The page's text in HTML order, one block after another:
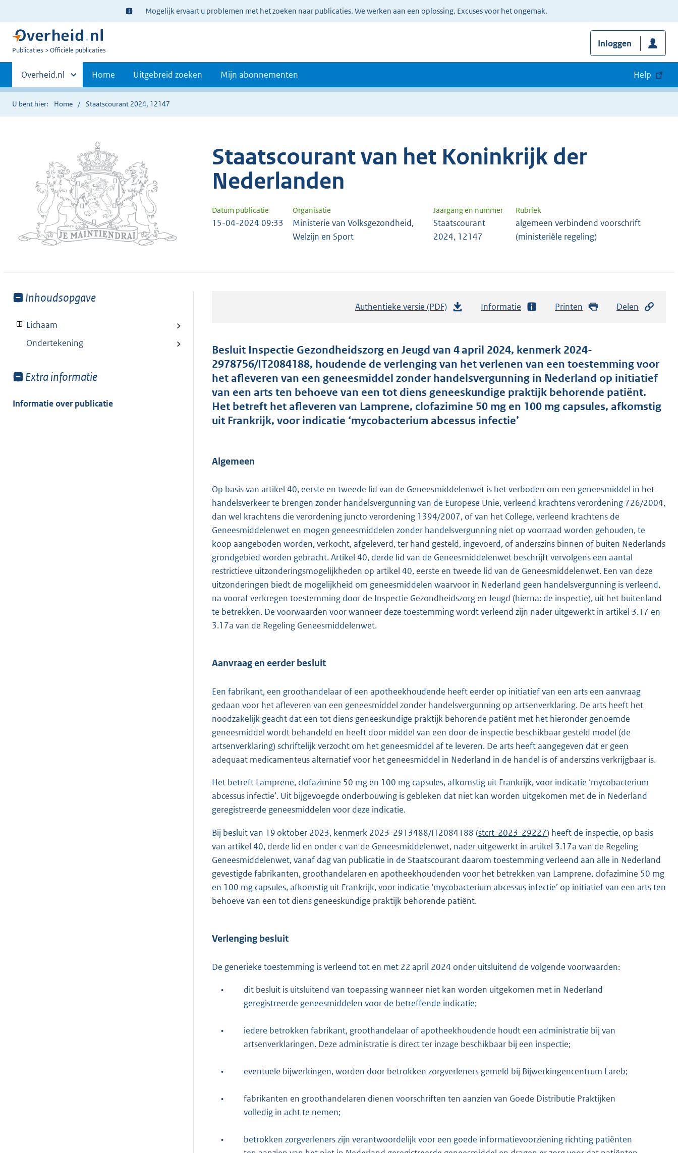
Ter
informatie:
Mogelijk ervaart u problemen met het zoeken naar publicaties. We werken aan een oplossing. Excuses voor het ongemak.
U
Publicaties Officiële publicaties
Inloggen
Primaire
navigatie
Andere
sites
binnen
Overheid.nl Home Uitgebreid zoeken Mijn abonnementen Help
U bent hier: Home Staatscourant 2024, 12147
Staatscourant van het Koninkrijk der
Nederlanden
Datum publicatie Organisatie Jaargang en nummer Rubriek
15-04-2024 09:33
Ministerie van Volksgezondheid,
Welzijn en Sport
Staatscourant
2024, 12147
algemeen verbindend voorschrift
(ministeriële regeling)
Toon
van:
Inhoudsopgave
Lichaam
Ondertekening
Toon
van:
Extra informatie
Informatie over publicatie
Authentieke versie (PDF)
t
a
n
d
s
t
e
:
1
Informatie Printen Delen
Besluit Inspectie Gezondheidszorg en Jeugd van 4 april 2024, kenmerk 2024-
2978756/IT2084188, houdende de verlenging van het verlenen van een toestemming voor
het afleveren van een geneesmiddel zonder handelsvergunning in Nederland op initiatief
van een arts ten behoeve van een tot diens geneeskundige praktijk behorende patiënt.
Het betreft het afleveren van Lamprene, clofazimine 50 mg en 100 mg capsules, afkomstig
uit Frankrijk, voor indicatie ‘mycobacterium abcessus infectie’
Algemeen
Op basis van artikel 40, eerste en tweede lid van de Geneesmiddelenwet is het verboden om een geneesmiddel in het
handelsverkeer te brengen zonder handelsvergunning van de Europese Unie, verleend krachtens verordening 726/2004,
dan wel krachtens die verordening juncto verordening 1394/2007, of van het College, verleend krachtens de
Geneesmiddelenwet en mogen geneesmiddelen zonder handelsvergunning niet op voorraad worden gehouden, te
koop aangeboden worden, verkocht, afgeleverd, ter hand gesteld, ingevoerd, of anderszins binnen of buiten Nederlands
grondgebied worden gebracht. Artikel 40, derde lid van de Geneesmiddelenwet beschrijft vervolgens een aantal
restrictieve uitzonderingsmogelijkheden op artikel 40, eerste en tweede lid van de Geneesmiddelenwet. Een van deze
uitzonderingen biedt de mogelijkheid om geneesmiddelen waarvoor in Nederland geen handelsvergunning is verleend,
na vooraf verkregen toestemming door de Inspectie Gezondheidszorg en Jeugd (hierna: de inspectie), uit het buitenland
te betrekken. De voorwaarden voor wanneer deze toestemming wordt verleend zijn nader uitgewerkt in artikel 3.17 en
3.17a van de Regeling Geneesmiddelenwet.
Aanvraag en eerder besluit
Een fabrikant, een groothandelaar of een apotheekhoudende heeft eerder op initiatief van een arts een aanvraag
gedaan voor het afleveren van een geneesmiddel zonder handelsvergunning op artsenverklaring. De arts heeft het
noodzakelijk geacht dat een tot diens geneeskundige praktijk behorende patiënt met het hieronder genoemde
geneesmiddel wordt behandeld en heeft door middel van een door de inspectie beschikbaar gesteld model (de
artsenverklaring) schriftelijk verzocht om het geneesmiddel af te leveren. De arts heeft aangegeven dat er geen
adequaat medicamenteus alternatief voor het geneesmiddel in Nederland in de handel is of anderszins verkrijgbaar is.
Het betreft Lamprene, clofazimine 50 mg en 100 mg capsules, afkomstig uit Frankrijk, voor indicatie ‘mycobacterium
abcessus infectie’. Uit bijgevoegde onderbouwing is gebleken dat niet kan worden uitgekomen met de in Nederland
geregistreerde geneesmiddelen voor deze indicatie.
Bij besluit van 19 oktober 2023, kenmerk 2023-2913488/IT2084188 (stcrt-2023-29227) heeft de inspectie, op basis
van artikel 40, derde lid en onder c van de Geneesmiddelenwet, nader uitgewerkt in artikel 3.17a van de Regeling
Geneesmiddelenwet, vanaf dag van publicatie in de Staatscourant daarom toestemming verleend aan alle in Nederland
gevestigde fabrikanten, groothandelaren en apotheekhoudenden voor het betrekken van Lamprene, clofazimine 50 mg
en 100 mg capsules, afkomstig uit Frankrijk, voor indicatie ‘mycobacterium abcessus infectie’ op initiatief van een arts ten
behoeve van een tot diens geneeskundige praktijk behorende patiënt.
Verlenging besluit
De generieke toestemming is verleend tot en met 22 april 2024 onder uitsluitend de volgende voorwaarden:
•
dit besluit is uitsluitend van toepassing wanneer niet kan worden uitgekomen met in Nederland
geregistreerde geneesmiddelen voor de betreffende indicatie;
•
iedere betrokken fabrikant, groothandelaar of apotheekhoudende houdt een administratie bij van
artsenverklaringen. Deze administratie is direct ter inzage beschikbaar bij een inspectie;
• eventuele bijwerkingen, worden door betrokken zorgverleners gemeld bij Bijwerkingencentrum Lareb;
•
fabrikanten en groothandelaren dienen voorschriften ten aanzien van Goede Distributie Praktijken
volledig in acht te nemen;
•
betrokken zorgverleners zijn verantwoordelijk voor een goede informatievoorziening richting patiënten